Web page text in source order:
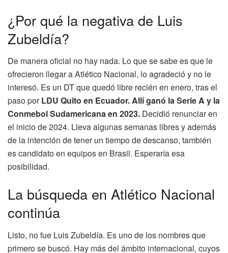
¿Por qué la negativa de Luis
Zubeldía?
De manera oficial no hay nada. Lo que se sabe es que le
ofrecieron llegar a Atlético Nacional, lo agradeció y no le
interesó. Es un DT que quedó libre recién en enero, tras el
paso porLDU Quito en Ecuador. Allí ganó la Serie A y la
Conmebol Sudamericana en 2023. Decidió renunciar en
el inicio de 2024. Lleva algunas semanas libres y además
de la intención de tener un tiempo de descanso, también
es candidato en equipos en Brasil. Esperaría esa
posibilidad.
La búsqueda en Atlético Nacional
continúa
Listo, no fue Luis Zubeldía. Es uno de los nombres que
primero se buscó. Hay más del ámbito internacional, cuyos